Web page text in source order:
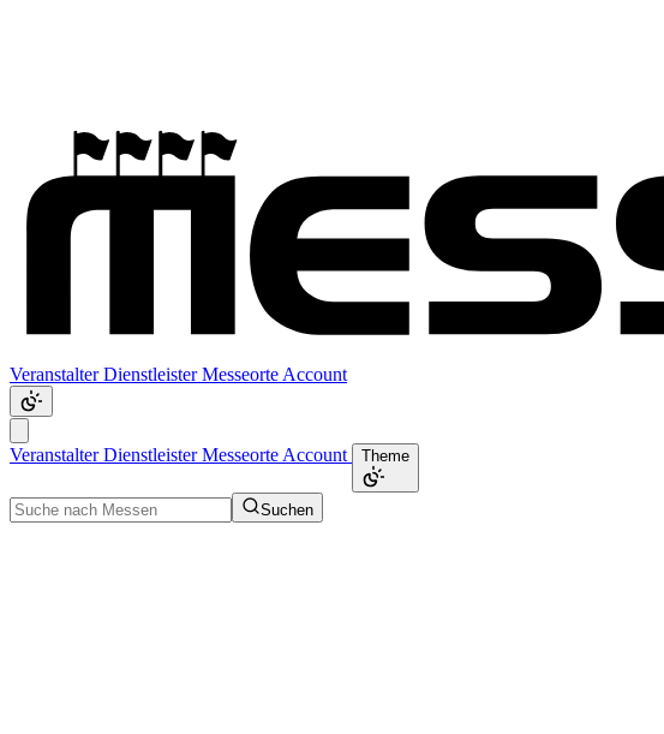
VeranstalterDienstleisterMesseorte Account
VeranstalterDienstleisterMesseorte Account Theme
Suchen